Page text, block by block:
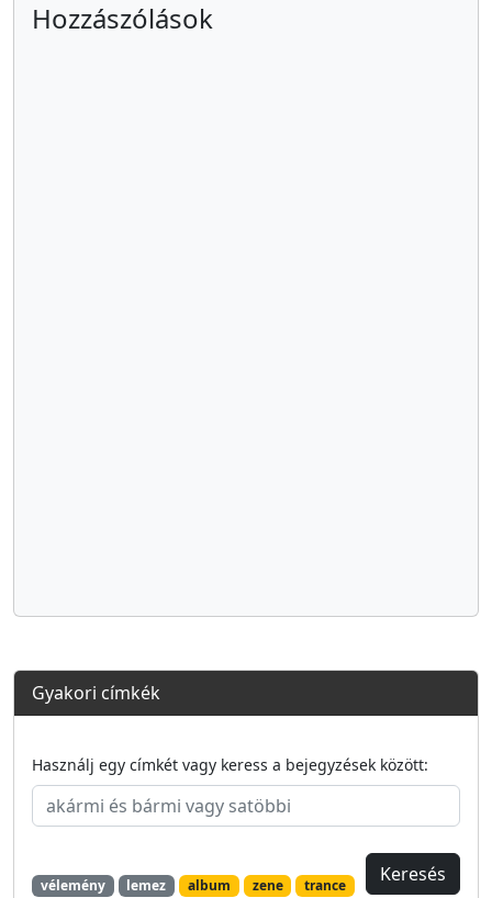
Hozzászólások
Gyakori címkék
Használj egy címkét vagy keress a bejegyzések között:
vélemény lemez album zene
trance